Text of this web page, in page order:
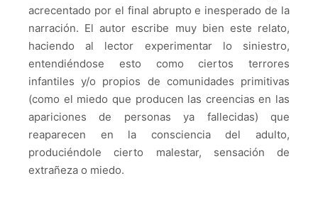
acrecentado por el final abrupto e inesperado de la
narración. El autor escribe muy bien este relato,
haciendo al lector experimentar lo siniestro,
entendiéndose esto como ciertos terrores
infantiles y/o propios de comunidades primitivas
(como el miedo que producen las creencias en las
apariciones de personas ya fallecidas) que
reaparecen en la consciencia del adulto,
produciéndole cierto malestar, sensación de
extrañeza o miedo.